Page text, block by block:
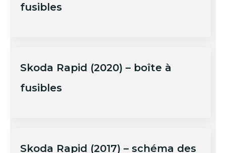
fusibles
Skoda Rapid (2020) – boîte à
fusibles
Skoda Rapid (2017) – schéma des